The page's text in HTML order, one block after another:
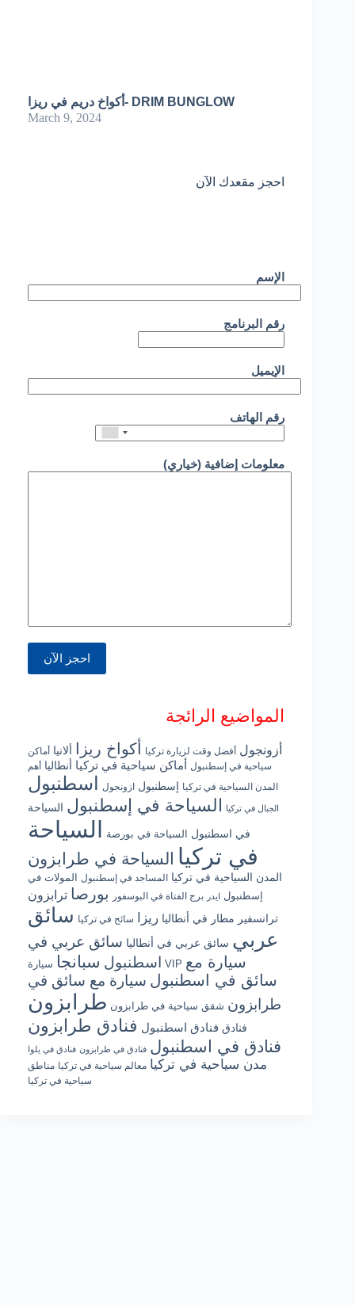
أكواخ دريم في ريزا- DRIM BUNGLOW
March 9, 2024
احجز مقعدك الآن
الإسم
رقم البرنامج
الإيميل
رقم الهاتف
معلومات إضافية (خياري)
المواضيع الرائجة
أزونجول أفضل وقت لزيارة تركيا أكواخ ريزا ألانيا أماكن
سياحية في إسطنبول أماكن سياحية في تركيا أنطاليا أهم
المدن السياحية في تركيا إسطنبول ازونجول اسطنبول
الجبال في تركيا السياحة في إسطنبول السياحة
في اسطنبول السياحة في بورصة
السياحة
في تركيا السياحة في طرابزون
المدن السياحية في تركيا المساجد في إسطنبول
المولات في
إسطنبول
ايدر برج الفتاة في البوسفور بورصا ترابزون
ترانسفير مطار في أنطاليا ريزا سائح في تركيا سائق
عربي سائق عربي في أنطاليا سائق عربي في
اسطنبول سبانجا سيارة VIP سيارة مع
سائق في اسطنبول سيارة مع سائق في
طرابزون شقق سياحية في طرابزون طرابزون
فنادق فنادق اسطنبول فنادق طرابزون
فنادق في اسطنبول فنادق في طرابزون فنادق في يلوا
مدن سياحية في تركيا معالم سياحية في تركيا مناطق
سياحية في تركيا